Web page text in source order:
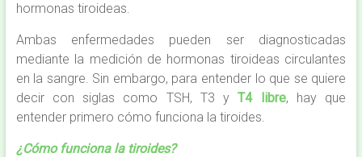
hormonas tiroideas.
Ambas enfermedades pueden ser diagnosticadas
mediante la medición de hormonas tiroideas circulantes
en la sangre. Sin embargo, para entender lo que se quiere
decir con siglas como TSH, T3 yT4 libre, hay que
entender primero cómo funciona la tiroides.
¿Cómo funciona la tiroides?